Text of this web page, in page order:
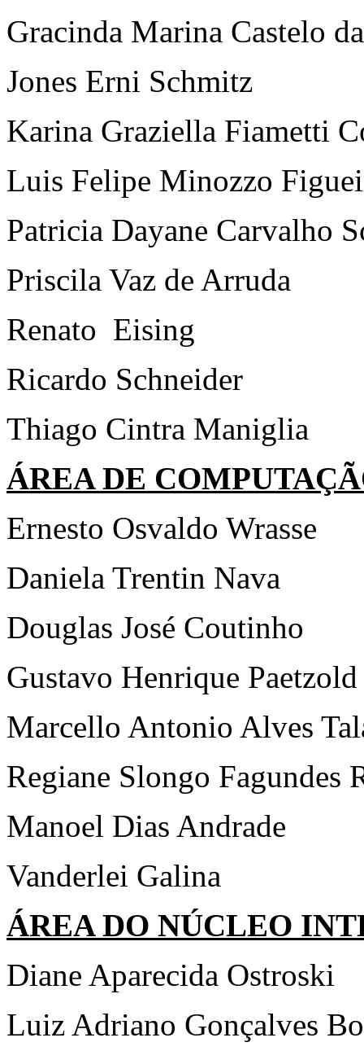
Gracinda Marina Castelo
Jones Erni Schmitz
Karina Graziella Fiametti
Luis Felipe Minozzo
Patricia Dayane Carvalho
Priscila Vaz de Arruda
Renato Eising
Ricardo Schneider
Thiago Cintra Maniglia
ÁREA DE
Ernesto Osvaldo Wrasse
Daniela Trentin Nava
Douglas José Coutinho
Gustavo Henrique Paetzold
Marcello Antonio Alves
Regiane Slongo Fagundes
Manoel Dias Andrade
Vanderlei Galina
ÁREA DO NÚCLEO
Diane Aparecida Ostroski
Luiz Adriano Gonçalves